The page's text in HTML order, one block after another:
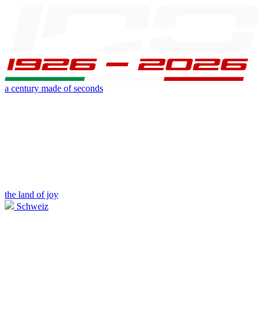
a century made of seconds
the land of joy
Schweiz